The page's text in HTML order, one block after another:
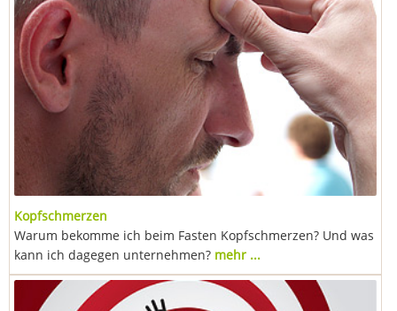
Kopfschmerzen
Warum bekomme ich beim Fasten Kopfschmerzen? Und was
kann ich dagegen unternehmen? mehr ...